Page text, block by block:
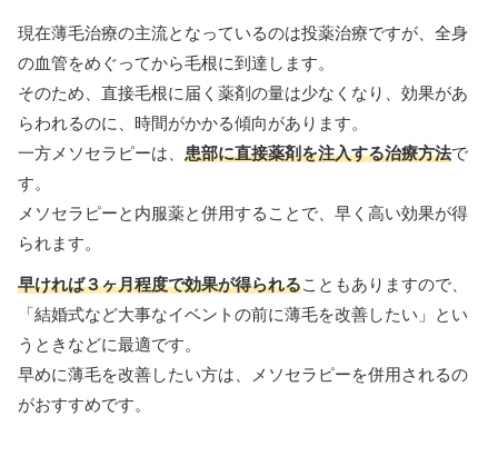
現在薄毛治療の主流となっているのは投薬治療ですが、全身
の血管をめぐってから毛根に到達します。
そのため、直接毛根に届く薬剤の量は少なくなり、効果があ
らわれるのに、時間がかかる傾向があります。
一方メソセラピーは、 患部に直接薬剤を注入する治療方法で
す。
メソセラピーと内服薬と併用することで、早く高い効果が得
られます。
早ければ３ヶ月程度で効果が得られることもありますので、
「結婚式など大事なイベントの前に薄毛を改善したい」とい
うときなどに最適です。
早めに薄毛を改善したい方は、メソセラピーを併用されるの
がおすすめです。